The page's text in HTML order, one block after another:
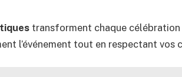
transforment chaque
l’événement tout en respectant vos